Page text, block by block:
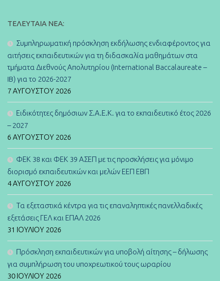
ΤΕΛΕΥΤΑΊΑ ΝΈΑ:
Συμπληρωματική πρόσκληση εκδήλωσης ενδιαφέροντος για
αιτήσεις εκπαιδευτικών για τη διδασκαλία μαθημάτων στα
τμήματα Διεθνούς Απολυτηρίου (International Baccalaureate –
IB) για το 2026-2027
7 ΑΥΓΟΎΣΤΟΥ 2026
Ειδικότητες δημόσιων Σ.Α.Ε.Κ. για το εκπαιδευτικό έτος 2026
– 2027
6 ΑΥΓΟΎΣΤΟΥ 2026
ΦΕΚ 38 και ΦΕΚ 39 ΑΣΕΠ με τις προσκλήσεις για μόνιμο
διορισμό εκπαιδευτικών και μελών ΕΕΠ ΕΒΠ
4 ΑΥΓΟΎΣΤΟΥ 2026
Τα εξεταστικά κέντρα για τις επαναληπτικές πανελλαδικές
εξετάσεις ΓΕΛ και ΕΠΑΛ 2026
31 ΙΟΥΛΊΟΥ 2026
Πρόσκληση εκπαιδευτικών για υποβολή αίτησης – δήλωσης
για συμπλήρωση του υποχρεωτικού τους ωραρίου
30 ΙΟΥΛΊΟΥ 2026